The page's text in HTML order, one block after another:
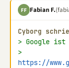
FF Fabian F.
Cyborg
> Google ist
>
https://